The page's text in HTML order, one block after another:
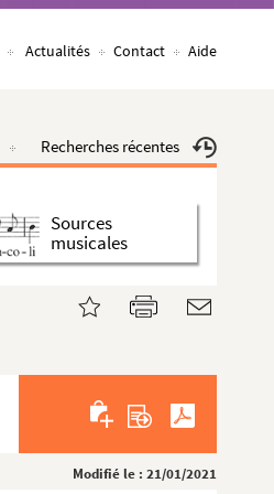
Actualités Contact Aide
Recherches récentes
Sources
musicales
Modifié le : 21/01/2021